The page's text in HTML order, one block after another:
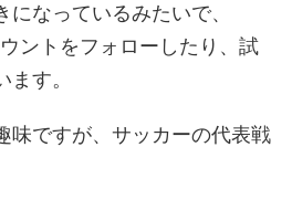
になっているみたいで、
ントをフォローしたり、試
す。
味ですが、サッカーの代表戦